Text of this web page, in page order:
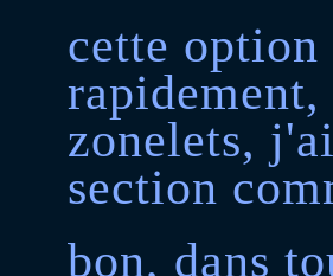
cette option
zonelets,
section
bon, dans